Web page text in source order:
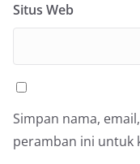
Situs Web
Simpan nama,
peramban ini untuk